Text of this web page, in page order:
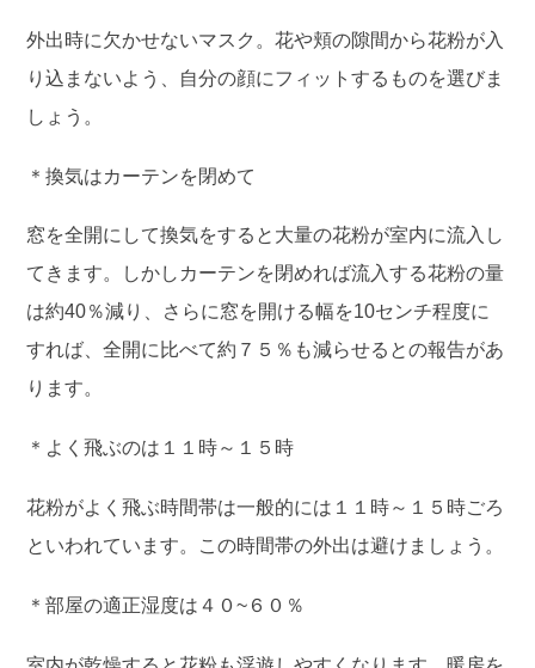
外出時に欠かせないマスク。花や頬の隙間から花粉が入
り込まないよう、自分の顔にフィットするものを選びま
しょう。
＊換気はカーテンを閉めて
窓を全開にして換気をすると大量の花粉が室内に流入し
てきます。しかしカーテンを閉めれば流入する花粉の量
は約40％減り、さらに窓を開ける幅を10センチ程度に
すれば、全開に比べて約７５％も減らせるとの報告があ
ります。
＊よく飛ぶのは１１時～１５時
花粉がよく飛ぶ時間帯は一般的には１１時～１５時ごろ
といわれています。この時間帯の外出は避けましょう。
＊部屋の適正湿度は４０~６０％